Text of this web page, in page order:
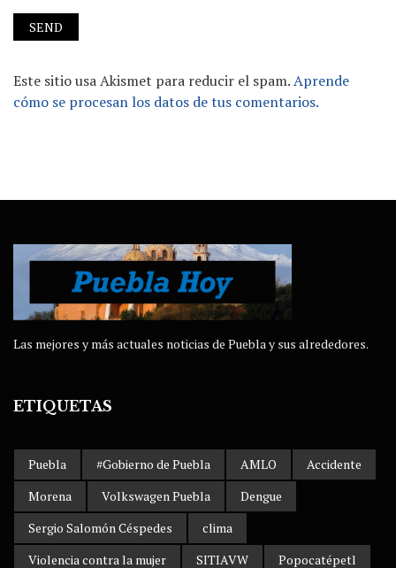
Este sitio usa Akismet para reducir el spam.Aprende
cómo se procesan los datos de tus comentarios.
Las mejores y más actuales noticias de Puebla y sus alrededores.
ETIQUETAS
Puebla #Gobierno de Puebla AMLO
Accidente
Morena
Volkswagen Puebla
Dengue
Sergio Salomón Céspedes
clima
Violencia contra la mujer
SITIAVW Popocatépetl